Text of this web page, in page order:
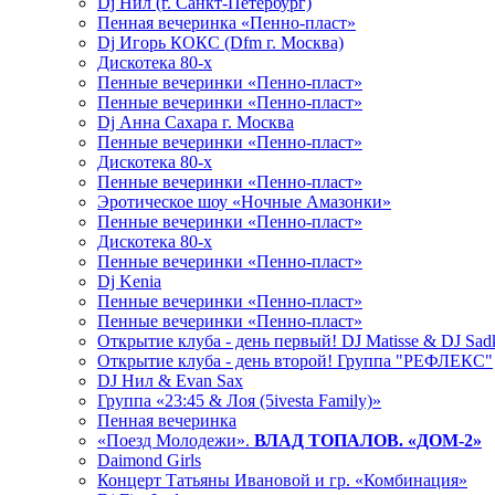
Пенная вечеринка «Пенно-пласт»
Dj Игорь КОКС (Dfm г. Москва)
Дискотека 80-х
Пенные вечеринки «Пенно-пласт»
Пенные вечеринки «Пенно-пласт»
Dj Анна Сахара г. Москва
Пенные вечеринки «Пенно-пласт»
Дискотека 80-х
Пенные вечеринки «Пенно-пласт»
Эротическое шоу «Ночные Амазонки»
Пенные вечеринки «Пенно-пласт»
Дискотека 80-х
Пенные вечеринки «Пенно-пласт»
Dj Kenia
Пенные вечеринки «Пенно-пласт»
Пенные вечеринки «Пенно-пласт»
Открытие клуба - день первый! DJ Matisse & DJ
Открытие клуба - день второй! Группа "РЕФЛЕКС"
DJ Нил & Evan Sax
Группа «23:45 & Лоя (5ivesta Family)»
Пенная вечеринка
«Поезд Молодежи». ВЛАД ТОПАЛОВ. «ДОМ-2»
Daimond Girls
Концерт Татьяны Ивановой и гр. «Комбинация»